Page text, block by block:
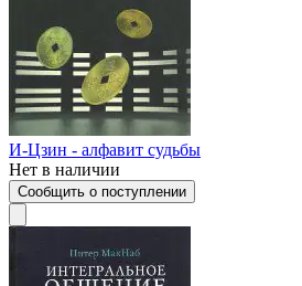
И-Цзин - алфавит судьбы
Нет в наличии
Сообщить о поступлении